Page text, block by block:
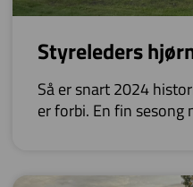
Styreleders
Så er snart 2024
er forbi. En fin sesong